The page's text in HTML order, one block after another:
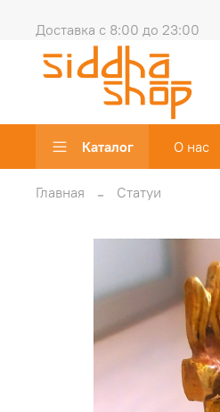
Доставка с 8:00 до 23:00
Каталог О нас
Главная Статуи